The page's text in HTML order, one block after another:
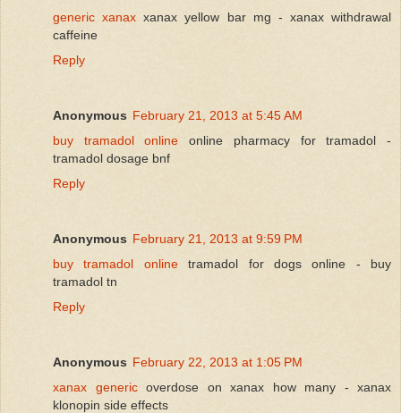
generic xanax xanax yellow bar mg - xanax withdrawal
caffeine
Reply
Anonymous February 21, 2013 at 5:45 AM
buy tramadol online online pharmacy for tramadol -
tramadol dosage bnf
Reply
Anonymous February 21, 2013 at 9:59 PM
buy tramadol onlinetramadol for dogs online - buy
tramadol tn
Reply
Anonymous February 22, 2013 at 1:05 PM
xanax genericoverdose on xanax how many - xanax
klonopin side effects